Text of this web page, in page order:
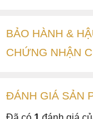
BẢO HÀNH &
CHỨNG NHẬN
ĐÁNH GIÁ SẢN